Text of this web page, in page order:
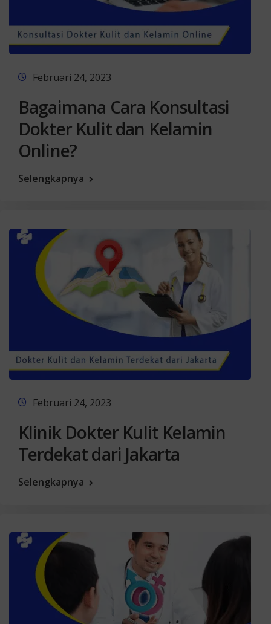
Februari 24, 2023
Bagaimana Cara Konsultasi
Dokter Kulit dan Kelamin
Online?
Selengkapnya
Februari 24, 2023
Klinik Dokter Kulit Kelamin
Terdekat dari Jakarta
Selengkapnya